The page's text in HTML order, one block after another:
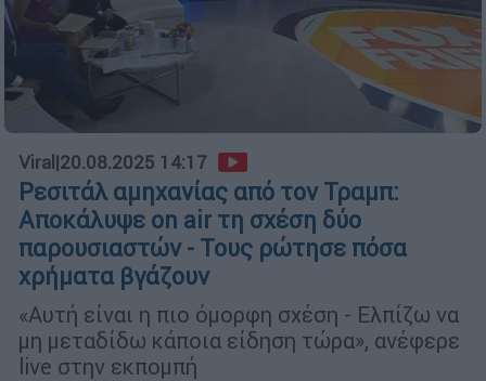
Viral |20.08.2025 14:17
Ρεσιτάλ αμηχανίας από τον Τραμπ:
Αποκάλυψε on air τη σχέση δύο
παρουσιαστών - Τους ρώτησε πόσα
χρήματα βγάζουν
«Αυτή είναι η πιο όμορφη σχέση - Ελπίζω να
μη μεταδίδω κάποια είδηση τώρα», ανέφερε
live στην εκπομπή